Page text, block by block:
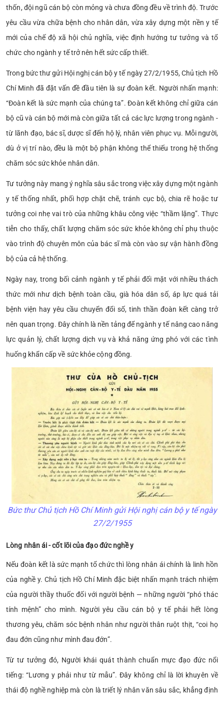
thốn, đội ngũ cán bộ còn mỏng và chưa đồng đều về trình độ. Trước
yêu cầu vừa chữa bệnh cho nhân dân, vừa xây dựng một nền y tế
mới của chế độ xã hội chủ nghĩa, việc định hướng tư tưởng và tổ
chức cho ngành y tế trở nên hết sức cấp thiết.
Trong bức thư gửi Hội nghị cán bộ y tế ngày 27/2/1955, Chủ tịch Hồ
Chí Minh đã đặt vấn đề đầu tiên là sự đoàn kết. Người nhấn mạnh:
“Đoàn kết là sức mạnh của chúng ta”. Đoàn kết không chỉ giữa cán
bộ cũ và cán bộ mới mà còn giữa tất cả các lực lượng trong ngành -
từ lãnh đạo, bác sĩ, dược sĩ đến hộ lý, nhân viên phục vụ. Mỗi người,
dù ở vị trí nào, đều là một bộ phận không thể thiếu trong hệ thống
chăm sóc sức khỏe nhân dân.
Tư tưởng này mang ý nghĩa sâu sắc trong việc xây dựng một ngành
y tế thống nhất, phối hợp chặt chẽ, tránh cục bộ, chia rẽ hoặc tư
tưởng coi nhẹ vai trò của những khâu công việc “thầm lặng”. Thực
tiễn cho thấy, chất lượng chăm sóc sức khỏe không chỉ phụ thuộc
vào trình độ chuyên môn của bác sĩ mà còn vào sự vận hành đồng
bộ của cả hệ thống.
Ngày nay, trong bối cảnh ngành y tế phải đối mặt với nhiều thách
thức mới như dịch bệnh toàn cầu, già hóa dân số, áp lực quá tải
bệnh viện hay yêu cầu chuyển đổi số, tinh thần đoàn kết càng trở
nên quan trọng. Đây chính là nền tảng để ngành y tế nâng cao năng
lực quản lý, chất lượng dịch vụ và khả năng ứng phó với các tình
huống khẩn cấp về sức khỏe cộng đồng.
Bức thư Chủ tịch Hồ Chí Minh gửi Hội nghị cán bộ y tế ngày
27/2/1955
Lòng nhân ái - cốt lõi của đạo đức nghề y
Nếu đoàn kết là sức mạnh tổ chức thì lòng nhân ái chính là linh hồn
của nghề y. Chủ tịch Hồ Chí Minh đặc biệt nhấn mạnh trách nhiệm
của người thầy thuốc đối với người bệnh — những người “phó thác
tính mệnh” cho mình. Người yêu cầu cán bộ y tế phải hết lòng
thương yêu, chăm sóc bệnh nhân như người thân ruột thịt, “coi họ
đau đớn cũng như mình đau đớn”.
Từ tư tưởng đó, Người khái quát thành chuẩn mực đạo đức nổi
tiếng: “Lương y phải như từ mẫu”. Đây không chỉ là lời khuyên về
thái độ nghề nghiệp mà còn là triết lý nhân văn sâu sắc, khẳng định